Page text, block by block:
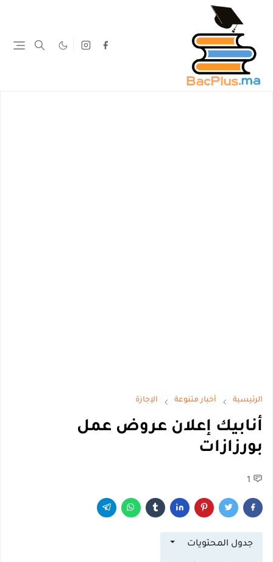
الرئيسية أخبار متنوعة الإجازة
أنابيك إعلان عروض عمل
بورزازات
1
جدول المحتويات